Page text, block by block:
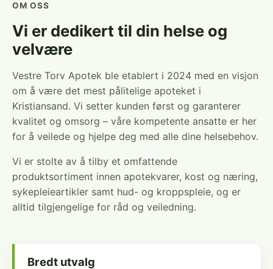
OM OSS
Vi er dedikert til din helse og
velvære
Vestre Torv Apotek ble etablert i 2024 med en visjon
om å være det mest pålitelige apoteket i
Kristiansand. Vi setter kunden først og garanterer
kvalitet og omsorg – våre kompetente ansatte er her
for å veilede og hjelpe deg med alle dine helsebehov.
Vi er stolte av å tilby et omfattende
produktsortiment innen apotekvarer, kost og næring,
sykepleieartikler samt hud- og kroppspleie, og er
alltid tilgjengelige for råd og veiledning.
Bredt utvalg